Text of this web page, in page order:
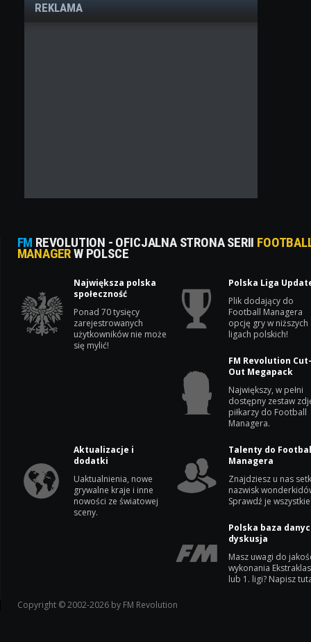
REKLAMA
FM REVOLUTION - OFICJALNA STRONA SERII
MANAGERW POLSCE
Największa polska
społeczność
Ponad 70 tysięcy
zarejestrowanych
użytkowników nie może
się mylić!
Polska Liga
Plik dodający do
Football Managera
opcję gry w niższych
ligach polskich!
FM Revolution
Out Megapack
Największy, w pełni
dostępny zestaw
piłkarzy do Football
Managera.
Aktualizacje i
dodatki
Uaktualnienia, nowe
grywalne kraje i inne
nowości ze światowej
sceny.
Talenty do
Managera
Znajdziesz u nas
nazwisk
Sprawdź je
Polska baza
dyskusja
Masz uwagi do
wykonania
lub 1. ligi? Napisz
Copyright © 2002-2026 by FM Revolution